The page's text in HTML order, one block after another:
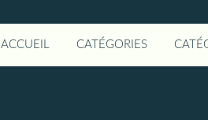
ACCUEIL CATÉGORIES